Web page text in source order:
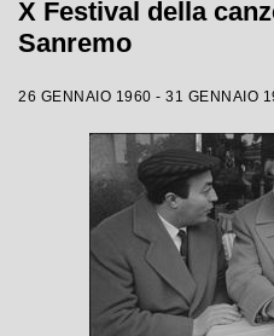
X Festival della
Sanremo
26 GENNAIO 1960 - 31 GENNAIO